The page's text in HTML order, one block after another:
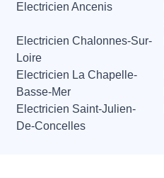
Electricien Ancenis
Electricien Chalonnes-Sur-
Loire
Electricien La Chapelle-
Basse-Mer
Electricien Saint-Julien-
De-Concelles